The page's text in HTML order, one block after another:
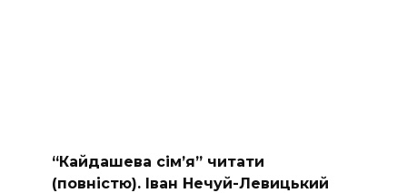
“Кайдашева сiм’я” читати
(повністю). Іван Нечуй-Левицький